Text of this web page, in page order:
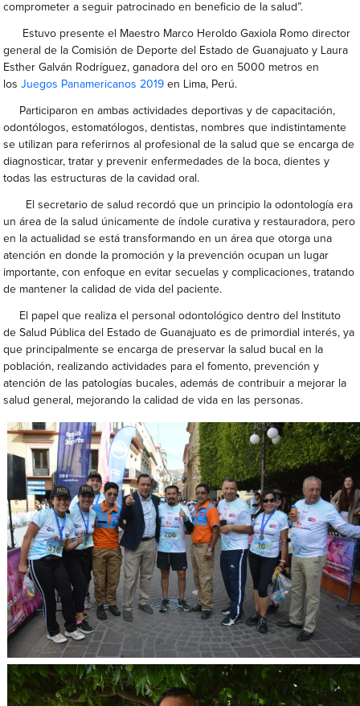
comprometer a seguir patrocinado en beneficio de la salud”.
Estuvo presente el Maestro Marco Heroldo Gaxiola Romo director
general de la Comisión de Deporte del Estado de Guanajuato y Laura
Esther Galván Rodríguez, ganadora del oro en 5000 metros en
losJuegos Panamericanos 2019 en Lima, Perú.
Participaron en ambas actividades deportivas y de capacitación,
odontólogos, estomatólogos, dentistas, nombres que indistintamente
se utilizan para referirnos al profesional de la salud que se encarga de
diagnosticar, tratar y prevenir enfermedades de la boca, dientes y
todas las estructuras de la cavidad oral.
El secretario de salud recordó que un principio la odontología era
un área de la salud únicamente de índole curativa y restauradora, pero
en la actualidad se está transformando en un área que otorga una
atención en donde la promoción y la prevención ocupan un lugar
importante, con enfoque en evitar secuelas y complicaciones, tratando
de mantener la calidad de vida del paciente.
El papel que realiza el personal odontológico dentro del Instituto
de Salud Pública del Estado de Guanajuato es de primordial interés, ya
que principalmente se encarga de preservar la salud bucal en la
población, realizando actividades para el fomento, prevención y
atención de las patologías bucales, además de contribuir a mejorar la
salud general, mejorando la calidad de vida en las personas.